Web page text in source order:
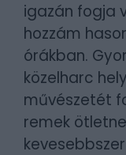
igazán fogja
hozzám
órákban.
közelharc
művészetét
remek